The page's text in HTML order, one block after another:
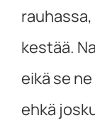
kestää.
eikä se
ehkä